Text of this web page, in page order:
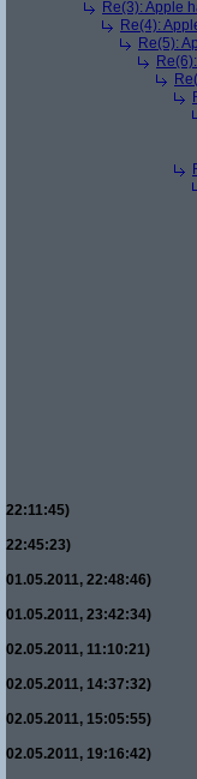
Re(3): Apple
Re(4):
Re(5):
22:11:45)
22:45:23)
01.05.2011, 22:48:46)
01.05.2011, 23:42:34)
02.05.2011, 11:10:21)
02.05.2011, 14:37:32)
02.05.2011, 15:05:55)
02.05.2011, 19:16:42)